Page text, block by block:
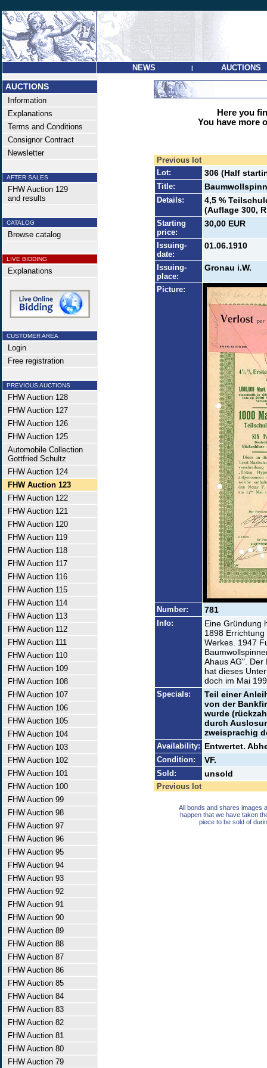
NEWS | AUCTIONS
AUCTIONS
Information
Explanations
Terms and Conditions
Consignor Contract
Newsletter
AFTER SALES
FHW Auction 129
and results
CATALOG
Browse catalog
LIVE BIDDING
Explanations
CUSTOMER AREA
Login
Free registration
PREVIOUS AUCTIONS
FHW Auction 128
FHW Auction 127
FHW Auction 126
FHW Auction 125
Automobile Collection
Gottfried Schultz
FHW Auction 124
FHW Auction 123
FHW Auction 122
FHW Auction 121
FHW Auction 120
FHW Auction 119
FHW Auction 118
FHW Auction 117
FHW Auction 116
FHW Auction 115
FHW Auction 114
FHW Auction 113
FHW Auction 112
FHW Auction 111
FHW Auction 110
FHW Auction 109
FHW Auction 108
FHW Auction 107
FHW Auction 106
FHW Auction 105
FHW Auction 104
FHW Auction 103
FHW Auction 102
FHW Auction 101
FHW Auction 100
FHW Auction 99
FHW Auction 98
FHW Auction 97
FHW Auction 96
FHW Auction 95
FHW Auction 94
FHW Auction 93
FHW Auction 92
FHW Auction 91
FHW Auction 90
FHW Auction 89
FHW Auction 88
FHW Auction 87
FHW Auction 86
FHW Auction 85
FHW Auction 84
FHW Auction 83
FHW Auction 82
FHW Auction 81
FHW Auction 80
FHW Auction 79
Here you
You have more
Previous lot
Lot:
306 (Half
Title:
Details:
4,5 %
(Auflage 300,
Starting
price:
30,00 EUR
Issuing-
date:
01.06.1910
Issuing-
place:
Gronau i.W.
Picture:
Number: 781
Info:
Eine Gründung
1898
Werkes. 1947
Ahaus AG". Der
hat dieses
doch im Mai
Specials:
Teil einer
von der
wurde
durch
zweisprachig
Availability: Entwertet.
Condition: VF.
Sold: unsold
Previous lot
All bonds and shares images
happen that we have taken
piece to be sold of